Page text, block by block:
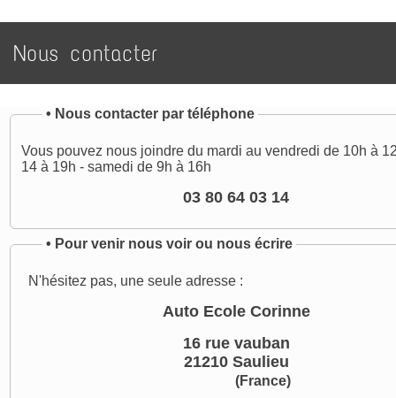
Nous contacter
• Nous contacter par téléphone
Vous pouvez nous joindre du mardi au vendredi de 10h à
14 à 19h - samedi de 9h à 16h
03 80 64 03 14
• Pour venir nous voir ou nous écrire
N'hésitez pas, une seule adresse :
Auto Ecole Corinne
16 rue vauban
21210 Saulieu
(France)